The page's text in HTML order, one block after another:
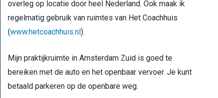
overleg op locatie door heel Nederland. Ook maak ik
regelmatig gebruik van ruimtes van Het Coachhuis
(www.hetcoachhuis.nl).
Mijn praktijkruimte in Amsterdam Zuid is goed te
bereiken met de auto en het openbaar vervoer. Je kunt
betaald parkeren op de openbare weg.